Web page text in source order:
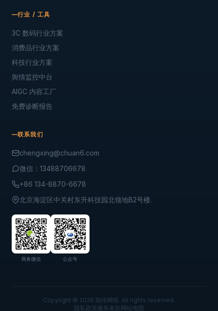
行业 / 工具
3C 数码行业方案
消费品行业方案
科技行业方案
舆情监控中台
AIGC 内容工厂
免费诊断报告
联系我们
chengxing@chuan6.com
微信：13488706678
+86 134-8870-6678
北京海淀区中关村东升科技园北领地B2号楼.
商务微信 公众号
Copyright © 2026 闻传网络. All rights reserved.
隐私政策 服务条款网站地图